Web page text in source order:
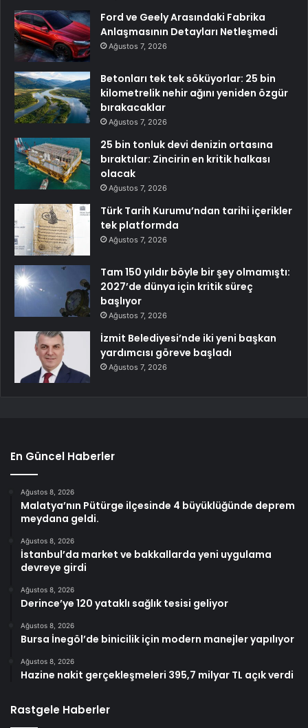
Ford ve Geely Arasındaki Fabrika
Anlaşmasının Detayları Netleşmedi
Ağustos 7, 2026
Betonları tek tek söküyorlar: 25 bin
kilometrelik nehir ağını yeniden özgür
bırakacaklar
Ağustos 7, 2026
25 bin tonluk devi denizin ortasına
bıraktılar: Zincirin en kritik halkası
olacak
Ağustos 7, 2026
Türk Tarih Kurumu’ndan tarihi içerikler
tek platformda
Ağustos 7, 2026
Tam 150 yıldır böyle bir şey olmamıştı:
2027’de dünya için kritik süreç
başlıyor
Ağustos 7, 2026
İzmit Belediyesi’nde iki yeni başkan
yardımcısı göreve başladı
Ağustos 7, 2026
En Güncel Haberler
Ağustos 8, 2026
Malatya’nın Pütürge ilçesinde 4 büyüklüğünde deprem
meydana geldi.
Ağustos 8, 2026
İstanbul’da market ve bakkallarda yeni uygulama
devreye girdi
Ağustos 8, 2026
Derince’ye 120 yataklı sağlık tesisi geliyor
Ağustos 8, 2026
Bursa İnegöl’de binicilik için modern manejler yapılıyor
Ağustos 8, 2026
Hazine nakit gerçekleşmeleri 395,7 milyar TL açık verdi
Rastgele Haberler